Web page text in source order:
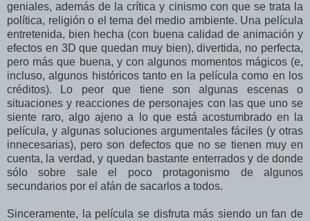
geniales, además de la crítica y cinismo con que se trata la
política, religión o el tema del medio ambiente. Una película
entretenida, bien hecha (con buena calidad de animación y
efectos en 3D que quedan muy bien), divertida, no perfecta,
pero más que buena, y con algunos momentos mágicos (e,
incluso, algunos históricos tanto en la película como en los
créditos). Lo peor que tiene son algunas escenas o
situaciones y reacciones de personajes con las que uno se
siente raro, algo ajeno a lo que está acostumbrado en la
película, y algunas soluciones argumentales fáciles (y otras
innecesarias), pero son defectos que no se tienen muy en
cuenta, la verdad, y quedan bastante enterrados y de donde
sólo sobre sale el poco protagonismo de algunos
secundarios por el afán de sacarlos a todos.
Sinceramente, la película se disfruta más siendo un fan de